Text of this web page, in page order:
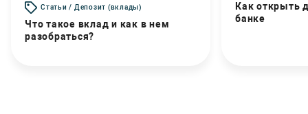
Статьи / Депозит (вклады)
Что такое вклад и как в нем
разобраться?
Как открыть
банке